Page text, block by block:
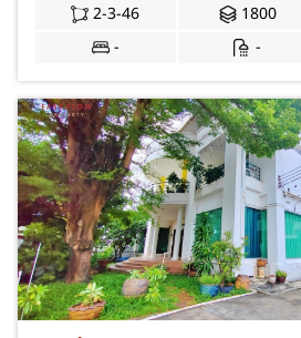
2-3-46 1800
-
-